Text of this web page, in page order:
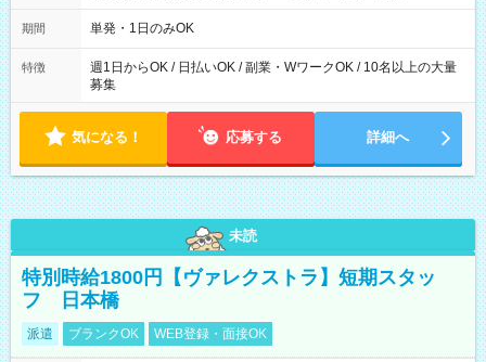
～21：00
期間 単発・1日のみOK
特徴
週1日からOK / 日払いOK / 副業・WワークOK / 10名以上の大量
募集
気になる！ 応募する 詳細へ
未読
特別時給1800円【ヴァレクストラ】短期スタッ
フ 日本橋
派遣 ブランクOK WEB登録・面接OK